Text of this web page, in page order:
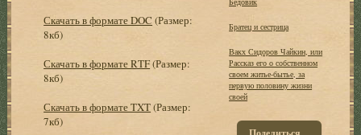
Скачать в формате DOC (Размер:
8кб)
Скачать в формате RTF(Размер:
8кб)
Скачать в формате TXT(Размер:
7кб)
Братец и сестрица
Вакх Сидоров Чайкин, или
Рассказ его о собственном
своем житье-бытье, за
первую половину жизни
своей